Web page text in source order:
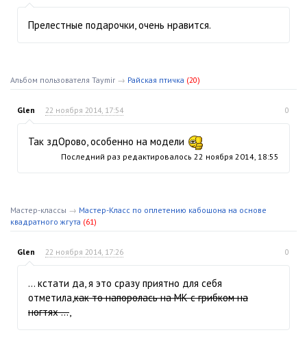
Прелестные подарочки, очень нравится.
Альбом пользователя Taymir → Райская птичка (20)
Glen 22 ноября 2014, 17:54 0
Так здОрово, особенно на модели
Последний раз редактировалось 22 ноября 2014, 18:55
Мастер-классы → Мастер-Класс по оплетению кабошона на основе
квадратного жгута (61)
Glen 22 ноября 2014, 17:26 0
… кстати да, я это сразу приятно для себя
отметила,как то напоролась на МК с грибком на
ногтях ...,